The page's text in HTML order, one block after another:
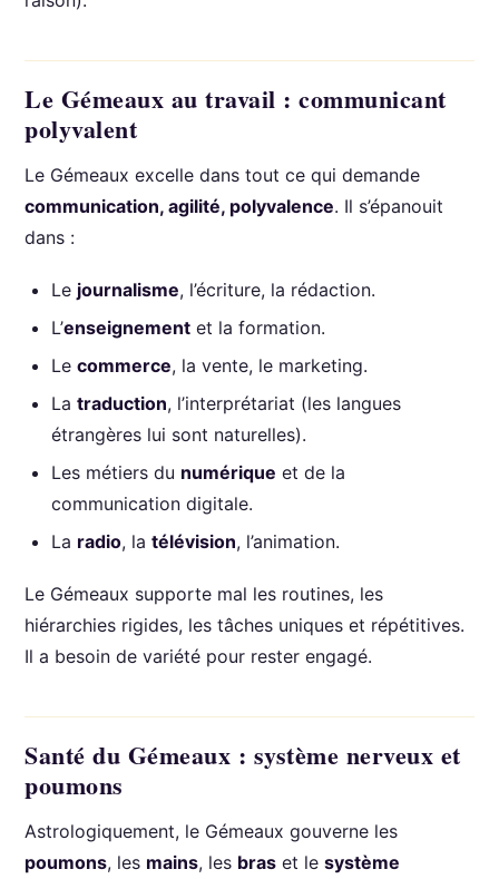
Le Gémeaux au travail : communicant
polyvalent
Le Gémeaux excelle dans tout ce qui demande
communication, agilité, polyvalence. Il s’épanouit
dans :
Le journalisme, l’écriture, la rédaction.
L’enseignement et la formation.
Le commerce, la vente, le marketing.
La traduction, l’interprétariat (les langues
étrangères lui sont naturelles).
Les métiers du numérique et de la
communication digitale.
La radio, la télévision, l’animation.
Le Gémeaux supporte mal les routines, les
hiérarchies rigides, les tâches uniques et répétitives.
Il a besoin de variété pour rester engagé.
Santé du Gémeaux : système nerveux et
poumons
Astrologiquement, le Gémeaux gouverne les
poumons, les mains, les bras et le système